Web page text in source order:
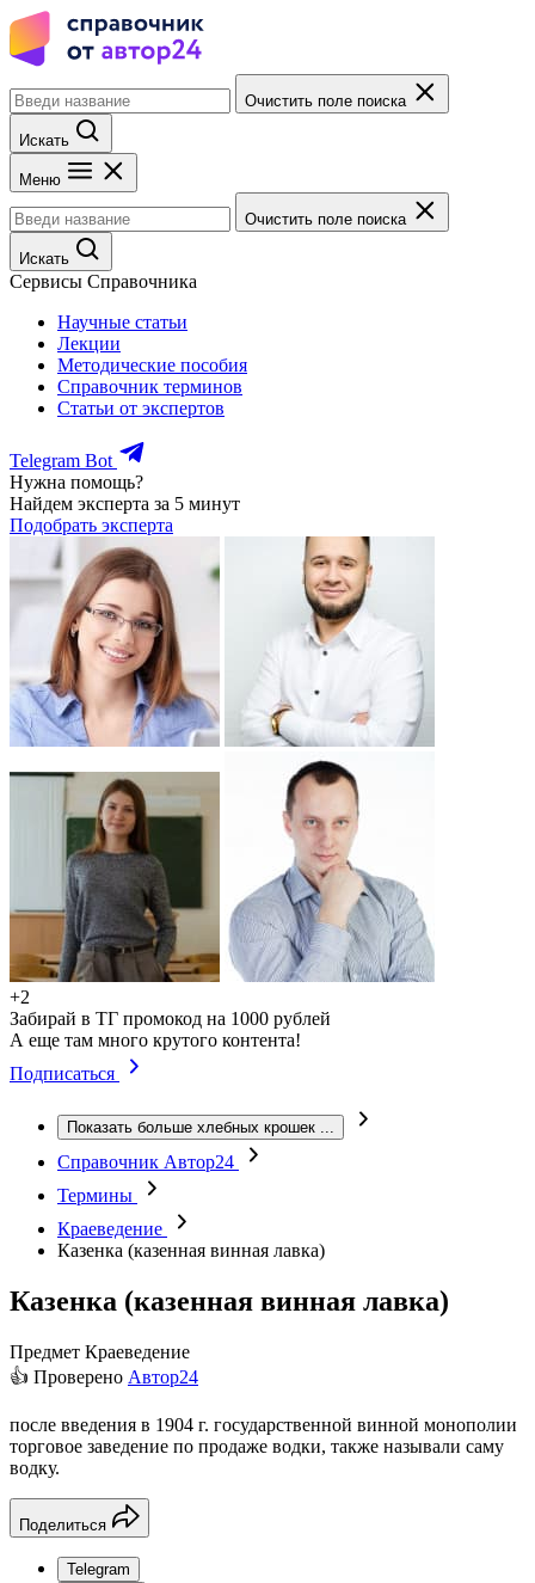
Очистить поле поиска
Искать
Меню
Очистить поле поиска
Искать
Сервисы Справочника
Научные статьи
Лекции
Методические пособия
Справочник терминов
Статьи от экспертов
Telegram Bot
Нужна помощь?
Найдем эксперта за 5 минут
Подобрать эксперта
+2
Забирай в ТГ промокод на 1000 рублей
А еще там много крутого контента!
Подписаться
Показать больше хлебных крошек ...
Справочник Автор24
Термины
Краеведение
Казенка (казенная винная лавка)
Казенка (казенная винная лавка)
Предмет Краеведение
👍 Проверено Автор24
после введения в 1904 г. государственной винной монополии
торговое заведение по продаже водки, также называли саму
водку.
Поделиться
Telegram